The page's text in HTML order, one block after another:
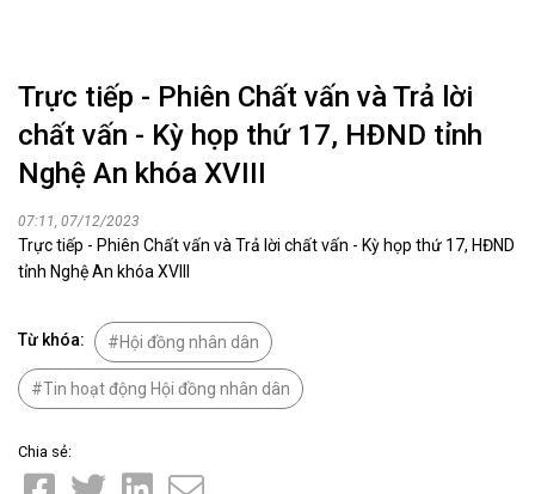
Trực tiếp - Phiên Chất vấn và Trả lời
chất vấn - Kỳ họp thứ 17, HĐND tỉnh
Nghệ An khóa XVIII
07:11, 07/12/2023
Trực tiếp - Phiên Chất vấn và Trả lời chất vấn - Kỳ họp thứ 17, HĐND
tỉnh Nghệ An khóa XVIII
Từ khóa: Hội đồng nhân dân
Tin hoạt động Hội đồng nhân dân
Chia sẻ: